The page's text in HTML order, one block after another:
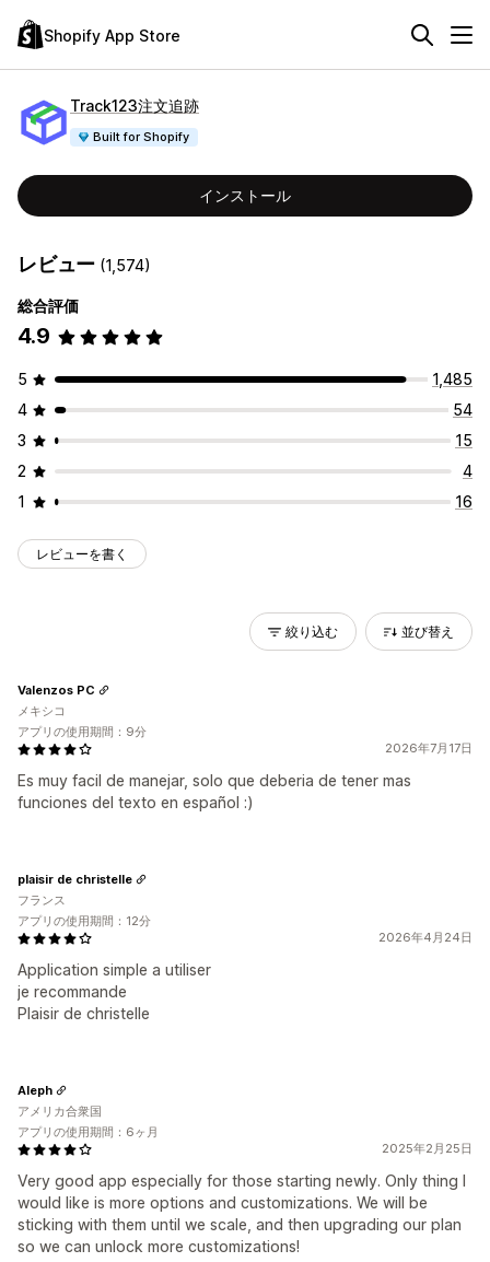
Shopify App Store
Track123注文追跡
Built for Shopify
インストール
レビュー (1,574)
総合評価
4.9
5
1,485
4
54
3
15
2
4
1
16
レビューを書く
絞り込む 並び替え
2026年7月17日
Es muy facil de manejar, solo que deberia de tener mas
funciones del texto en español :)
Valenzos PC
メキシコ
アプリの使用期間：9分
2026年4月24日
Application simple a utiliser
je recommande
Plaisir de christelle
plaisir de christelle
フランス
アプリの使用期間：12分
2025年2月25日
Very good app especially for those starting newly. Only thing I
would like is more options and customizations. We will be
sticking with them until we scale, and then upgrading our plan
so we can unlock more customizations!
Aleph
アメリカ合衆国
アプリの使用期間：6ヶ月